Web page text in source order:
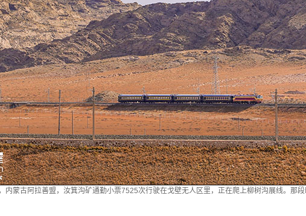
内蒙古阿拉善盟，汝箕沟矿通勤小票7525次行驶在戈壁无人区里，正在爬上柳树沟展线。那段